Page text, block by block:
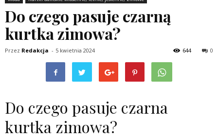
Do czego pasuje czarną
kurtka zimowa?
Przez Redakcja - 5 kwietnia 2024 0
644
Do czego pasuje czarna
kurtka zimowa?